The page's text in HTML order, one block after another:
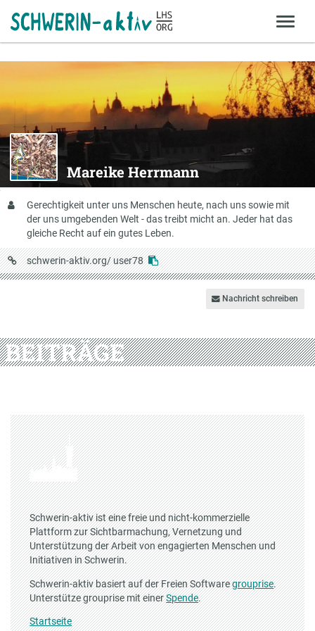
Mareike Herrmann
Über
mich
Gerechtigkeit unter uns Menschen heute, nach uns sowie mit
der uns umgebenden Welt - das treibt micht an. Jeder hat das
gleiche Recht auf ein gutes Leben.
URL
auf
schwerin-aktiv.org/ user78
Nachricht schreiben
BEITRÄGE
Schwerin-aktiv ist eine freie und nicht-kommerzielle
Plattform zur Sichtbarmachung, Vernetzung und
Unterstützung der Arbeit von engagierten Menschen und
Initiativen in Schwerin.
Schwerin-aktiv basiert auf der Freien Softwaregrouprise.
Unterstütze grouprise mit einerSpende.
Startseite